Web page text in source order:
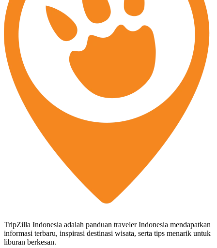
TripZilla Indonesia adalah panduan traveler Indonesia mendapatkan
informasi terbaru, inspirasi destinasi wisata, serta tips menarik untuk
liburan berkesan.